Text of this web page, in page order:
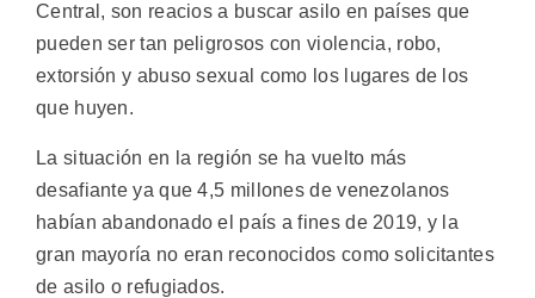
Central, son reacios a buscar asilo en países que
pueden ser tan peligrosos con violencia, robo,
extorsión y abuso sexual como los lugares de los
que huyen.
La situación en la región se ha vuelto más
desafiante ya que 4,5 millones de venezolanos
habían abandonado el país a fines de 2019, y la
gran mayoría no eran reconocidos como solicitantes
de asilo o refugiados.